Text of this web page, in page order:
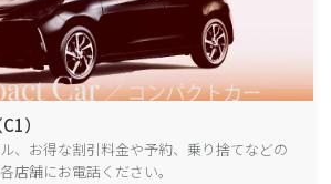
）
、お得な割引料金や予約、乗り捨てなどの
店舗にお電話ください。